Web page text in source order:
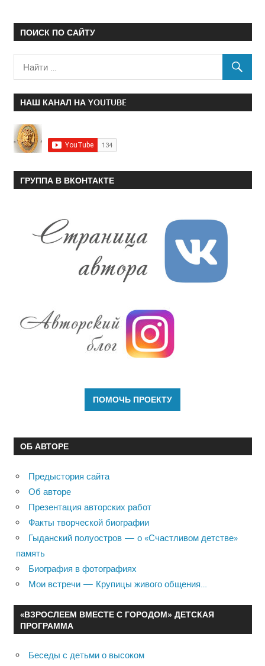
ПОИСК ПО САЙТУ
НАШ КАНАЛ НА YOUTUBE
ГРУППА В ВКОНТАКТЕ
ОБ АВТОРЕ
Предыстория сайта
Об авторе
Презентация авторских работ
Факты творческой биографии
Гыданский полуостров — о «Счастливом детстве»
память
Биография в фотографиях
Мои встречи — Крупицы живого общения…
«ВЗРОСЛЕЕМ ВМЕСТЕ С ГОРОДОМ» ДЕТСКАЯ
ПРОГРАММА
Беседы с детьми о высоком